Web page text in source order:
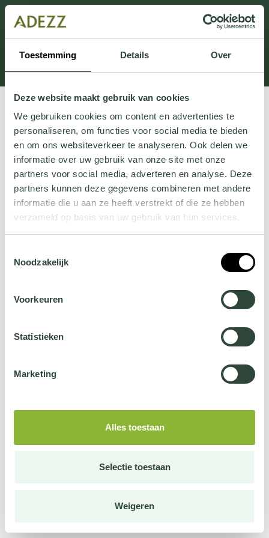
Toestemming Details Over
Deze website maakt gebruik van cookies
We gebruiken cookies om content en advertenties te
personaliseren, om functies voor social media te bieden
en om ons websiteverkeer te analyseren. Ook delen we
informatie over uw gebruik van onze site met onze
partners voor social media, adverteren en analyse. Deze
partners kunnen deze gegevens combineren met andere
informatie die u aan ze heeft verstrekt of die ze hebben
verzameld op basis van uw gebruik van hun services.
jehier.
Noodzakelijk
Voorkeuren
Statistieken
Marketing
Alles toestaan
Selectie toestaan
Weigeren
Ten dział jest obecnie w konserwacji. Jeśli brakuje Ci
informacji.
możesz zadzwonić pod numer +31 413 351 272 lub